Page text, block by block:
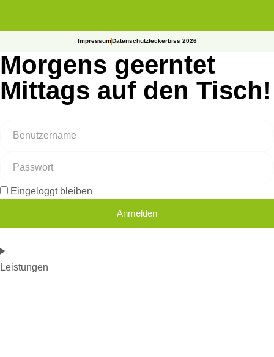
Impressum Datenschutzleckerbiss 2026
Morgens geerntet
Mittags auf den Tisch!
Eingeloggt bleiben
Anmelden
Leistungen